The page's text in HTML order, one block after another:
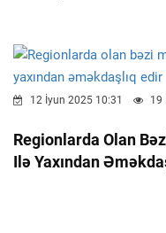
12 İyun 2025 10:31 19
Regionlarda Olan
Ilə Yaxından